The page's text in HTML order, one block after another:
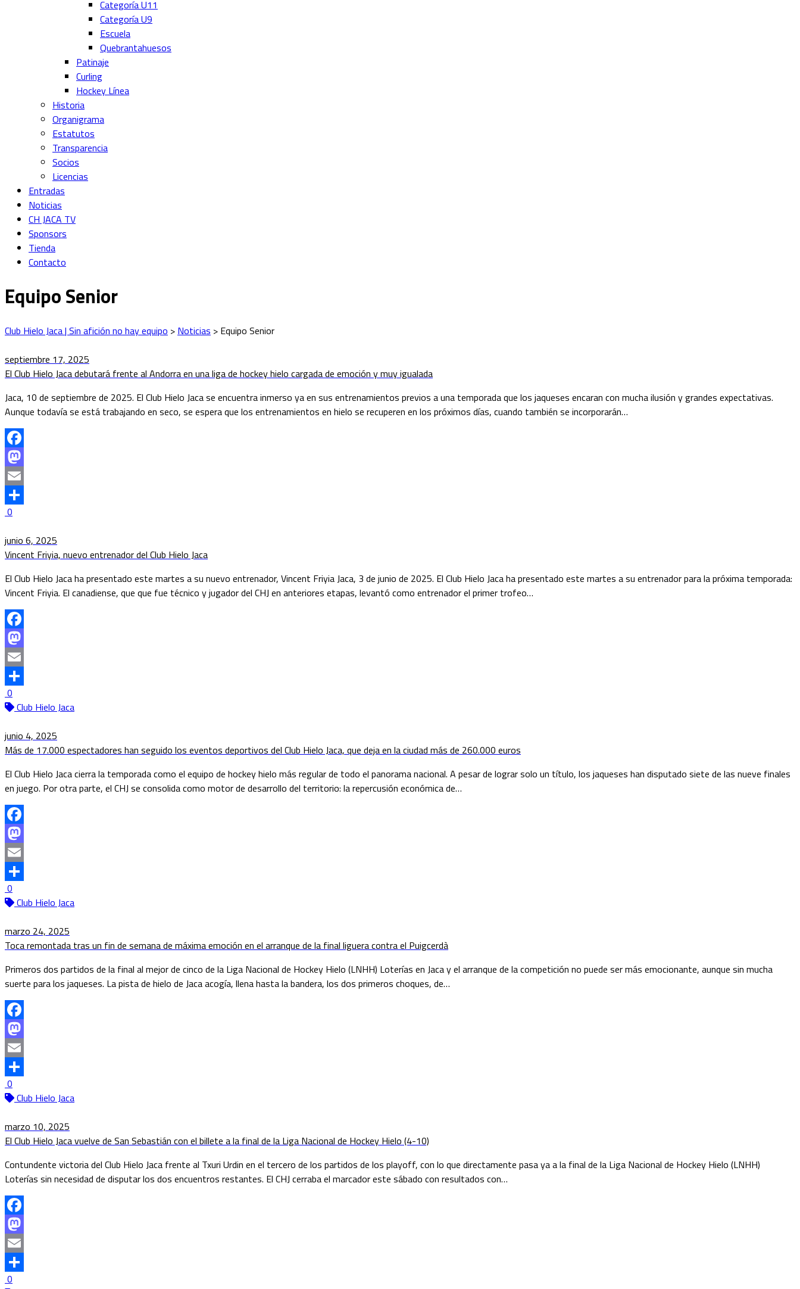
Categoría U11
Categoría U9
Escuela
Quebrantahuesos
Patinaje
Curling
Hockey Línea
Historia
Organigrama
Estatutos
Transparencia
Socios
Licencias
Entradas
Noticias
CH JACA TV
Sponsors
Tienda
Contacto
Equipo Senior
Club Hielo Jaca | Sin afición no hay equipo > Noticias > Equipo Senior
septiembre 17, 2025
El Club Hielo Jaca debutará frente al Andorra en una liga de hockey hielo cargada de emoción y muy igualada
Jaca, 10 de septiembre de 2025. El Club Hielo Jaca se encuentra inmerso ya en sus entrenamientos previos a una temporada que los jaqueses encaran con mucha ilusión y grandes expectativas.
Aunque todavía se está trabajando en seco, se espera que los entrenamientos en hielo se recuperen en los próximos días, cuando también se incorporarán…
Facebook
Mastodon
Email
Compartir
0
junio 6, 2025
Vincent Friyia, nuevo entrenador del Club Hielo Jaca
El Club Hielo Jaca ha presentado este martes a su nuevo entrenador, Vincent Friyia Jaca, 3 de junio de 2025. El Club Hielo Jaca ha presentado este martes a su entrenador para la próxima temporada:
Vincent Friyia. El canadiense, que que fue técnico y jugador del CHJ en anteriores etapas, levantó como entrenador el primer trofeo…
Facebook
Mastodon
Email
Compartir
0
Club Hielo Jaca
junio 4, 2025
Más de 17.000 espectadores han seguido los eventos deportivos del Club Hielo Jaca, que deja en la ciudad más de 260.000 euros
El Club Hielo Jaca cierra la temporada como el equipo de hockey hielo más regular de todo el panorama nacional. A pesar de lograr solo un título, los jaqueses han disputado siete de las nueve finales
en juego. Por otra parte, el CHJ se consolida como motor de desarrollo del territorio: la repercusión económica de…
Facebook
Mastodon
Email
Compartir
0
Club Hielo Jaca
marzo 24, 2025
Toca remontada tras un fin de semana de máxima emoción en el arranque de la final liguera contra el Puigcerdà
Primeros dos partidos de la final al mejor de cinco de la Liga Nacional de Hockey Hielo (LNHH) Loterías en Jaca y el arranque de la competición no puede ser más emocionante, aunque sin mucha
suerte para los jaqueses. La pista de hielo de Jaca acogía, llena hasta la bandera, los dos primeros choques, de…
Facebook
Mastodon
Email
Compartir
0
Club Hielo Jaca
marzo 10, 2025
El Club Hielo Jaca vuelve de San Sebastián con el billete a la final de la Liga Nacional de Hockey Hielo (4-10)
Contundente victoria del Club Hielo Jaca frente al Txuri Urdin en el tercero de los partidos de los playoff, con lo que directamente pasa ya a la final de la Liga Nacional de Hockey Hielo (LNHH)
Loterías sin necesidad de disputar los dos encuentros restantes. El CHJ cerraba el marcador este sábado con resultados con…
Facebook
Mastodon
Email
Compartir
0